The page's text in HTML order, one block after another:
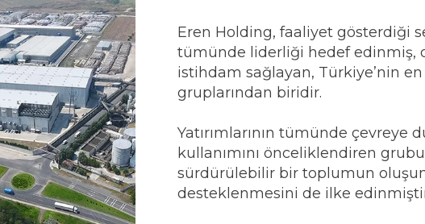
Eren Holding, faaliyet gösterdiği
tümünde liderliği hedef edinmiş,
istihdam sağlayan, Türkiye’nin
gruplarından biridir.
Yatırımlarının tümünde çevreye
kullanımını önceliklendiren
sürdürülebilir bir toplumun
desteklenmesini de ilke